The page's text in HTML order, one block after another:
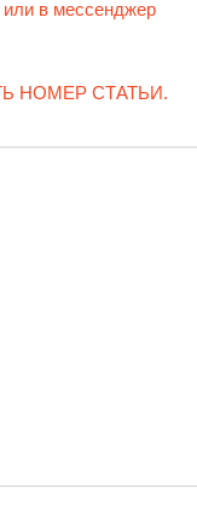
или в мессенджер
НОМЕР СТАТЬИ.